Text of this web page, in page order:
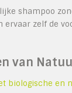
shampoo
zelf de
van
biologische en